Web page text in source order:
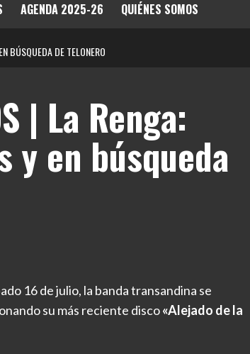
AGENDA 2025-26 QUIÉNES SOMOS
BÚSQUEDA DE TELONERO
| La Renga:
y en búsqueda
16 de julio, la banda transandina se
su más reciente disco«Alejado de la